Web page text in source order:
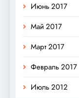
Июнь 2017
Май 2017
Март 2017
Февраль 2017
Июль 2012